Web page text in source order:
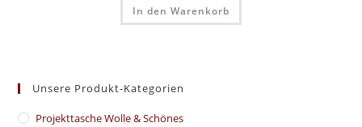
In den Warenkorb
Unsere Produkt-Kategorien
​Projekttasche Wolle & Schönes